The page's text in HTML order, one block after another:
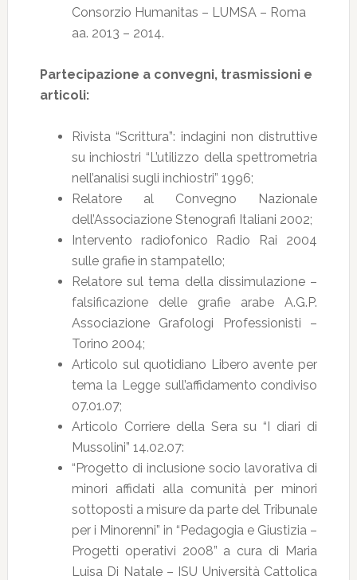
Consorzio Humanitas – LUMSA – Roma
aa. 2013 – 2014.
Partecipazione a convegni, trasmissioni e
articoli:
Rivista “Scrittura”: indagini non distruttive
su inchiostri “L’utilizzo della spettrometria
nell’analisi sugli inchiostri” 1996;
Relatore al Convegno Nazionale
dell’Associazione Stenografi Italiani 2002;
Intervento radiofonico Radio Rai 2004
sulle grafie in stampatello;
Relatore sul tema della dissimulazione –
falsificazione delle grafie arabe A.G.P.
Associazione Grafologi Professionisti –
Torino 2004;
Articolo sul quotidiano Libero avente per
tema la Legge sull’affidamento condiviso
07.01.07;
Articolo Corriere della Sera su “I diari di
Mussolini” 14.02.07:
“Progetto di inclusione socio lavorativa di
minori affidati alla comunità per minori
sottoposti a misure da parte del Tribunale
per i Minorenni” in “Pedagogia e Giustizia –
Progetti operativi 2008” a cura di Maria
Luisa Di Natale – ISU Università Cattolica